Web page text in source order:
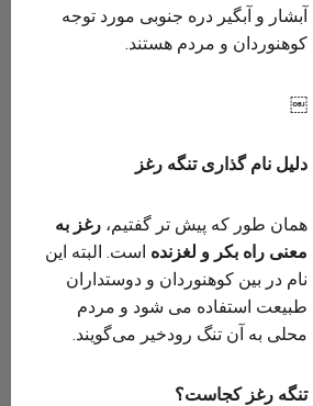
آبشار و آبگیر دره جنوبی مورد توجه
کوهنوردان و مردم هستند.
￼
دلیل نام گذاری تنگه رغز
همان طور که پیش تر گفتیم، رغز به
معنی راه بکر و لغزنده است. البته این
نام در بین کوهنوردان و دوستداران
طبیعت استفاده می شود و مردم
محلی به آن تنگ رودخیر می‌گویند.
تنگه رغز کجاست؟